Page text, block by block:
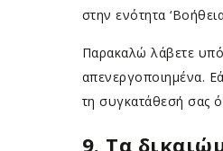
στην ενότητα
Παρακαλώ λάβετε
απενεργοποιημένα.
τη συγκατάθεσή σας
9. Τα